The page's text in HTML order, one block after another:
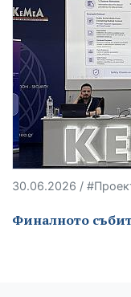
30.06.2026 /
Финалното